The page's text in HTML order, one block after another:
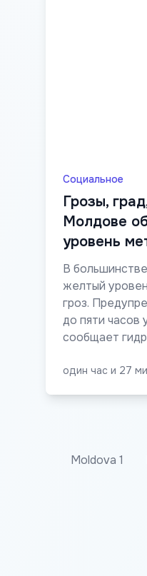
Социальное
Грозы,
Молдове
уровень
В
желтый
гроз.
до пяти часов
сообщает
один час и 27
Moldova 1